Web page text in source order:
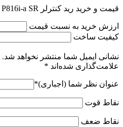
قیمت و خرید رید کنترلر HPE Smart Array P816i-a SR
ارزش خرید به نسبت قیمت
کیفیت ساخت
نشانی ایمیل شما منتشر نخواهد شد.
علامت‌گذاری شده‌اند *
عنوان نظر شما (اجباری)*
نقاط قوت
نقاط ضعف